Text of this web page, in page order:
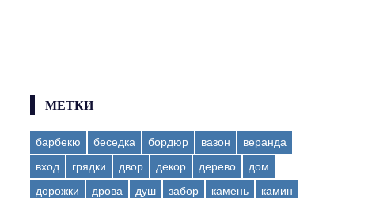
МЕТКИ
барбекю беседка бордюр вазон
веранда
вход
грядки двор декор дерево
дом
дорожки
дрова душ забор камень
камин